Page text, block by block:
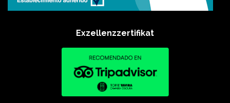
Exzellenzzertifikat​